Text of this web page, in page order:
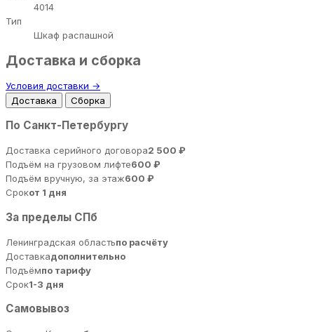
4014
Тип
Шкаф распашной
Доставка и сборка
Условия доставки →
Доставка
Сборка
По Санкт-Петербургу
Доставка серийного договора2 500 ₽
Подъём на грузовом лифте600 ₽
Подъём вручную, за этаж600 ₽
Срокот 1 дня
За пределы СПб
Ленинградская областьпо расчёту
Доставкадополнительно
Подъёмпо тарифу
Срок1-3 дня
Самовывоз